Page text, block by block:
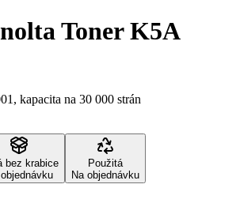
Toner K5A
kapacita na 30 000 strán
bez krabice
Použitá
Na objednávku